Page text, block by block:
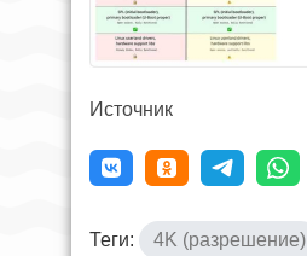
Источник
Теги: 4K (разрешение)